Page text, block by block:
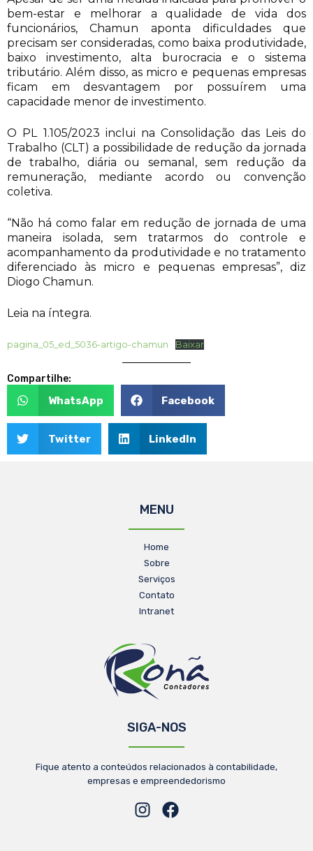
bem-estar e melhorar a qualidade de vida dos
funcionários, Chamun aponta dificuldades que
precisam ser consideradas, como baixa produtividade,
baixo investimento, alta burocracia e o sistema
tributário. Além disso, as micro e pequenas empresas
ficam em desvantagem por possuírem uma
capacidade menor de investimento.
O PL 1.105/2023 inclui na Consolidação das Leis do
Trabalho (CLT) a possibilidade de redução da jornada
de trabalho, diária ou semanal, sem redução da
remuneração, mediante acordo ou convenção
coletiva.
“Não há como falar em redução de jornada de uma
maneira isolada, sem tratarmos do controle e
acompanhamento da produtividade e no tratamento
diferenciado às micro e pequenas empresas”, diz
Diogo Chamun.
Leia na íntegra.
pagina_05_ed_5036-artigo-chamun Baixar
Compartilhe:
WhatsApp Facebook
Twitter LinkedIn
MENU
Home
Sobre
Serviços
Contato
Intranet
SIGA-NOS
Fique atento a conteúdos relacionados à contabilidade,
empresas e empreendedorismo